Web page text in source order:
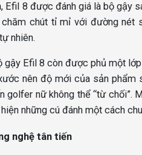
Efil 8 được đánh giá là bộ gậy
chút tỉ mỉ với đường nét
nhiên.
gậy Efil 8 còn được phủ một
nên độ mới của sản
golfer nữ không thể “từ
những cú đánh một cách
nghệ tân tiến